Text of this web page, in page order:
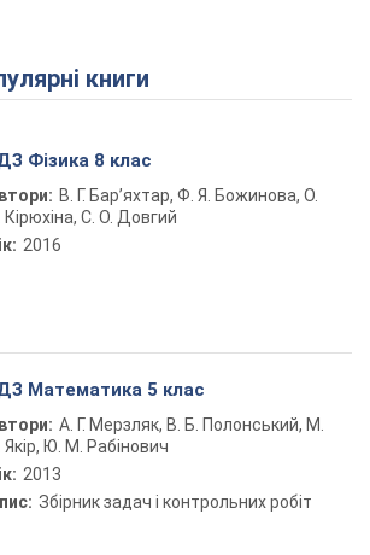
Play Video
книги
Фізика 8 клас
В. Г. Бар’яхтар, Ф. Я. Божинова, О.
Кірюхіна, С. О. Довгий
2016
Математика 5 клас
А. Г. Мерзляк, В. Б. Полонський, М.
Якір, Ю. М. Рабінович
2013
Збірник задач і контрольних робіт